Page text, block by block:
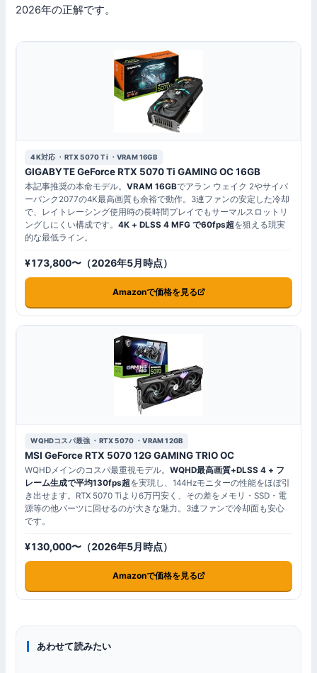
2026年の正解です。
4K対応 ・RTX 5070 Ti ・VRAM 16GB
GIGABYTE GeForce RTX 5070 Ti GAMING OC 16GB
本記事推奨の本命モデル。VRAM 16GBでアラン ウェイク 2やサイバ
ーパンク2077の4K最高画質も余裕で動作。3連ファンの安定した冷却
で、レイトレーシング使用時の長時間プレイでもサーマルスロットリ
ングしにくい構成です。4K + DLSS 4 MFG で60fps超を狙える現実
的な最低ライン。
¥173,800〜（2026年5月時点）
Amazonで価格を見る
WQHDコスパ最強 ・RTX 5070 ・VRAM 12GB
MSI GeForce RTX 5070 12G GAMING TRIO OC
WQHDメインのコスパ最重視モデル。WQHD最高画質+DLSS 4 + フ
レーム生成で平均130fps超を実現し、144Hzモニターの性能をほぼ引
き出せます。RTX 5070 Tiより6万円安く、その差をメモリ・SSD・電
源等の他パーツに回せるのが大きな魅力。3連ファンで冷却面も安心
です。
¥130,000〜（2026年5月時点）
Amazonで価格を見る
あわせて読みたい
GPU比較
VS比較